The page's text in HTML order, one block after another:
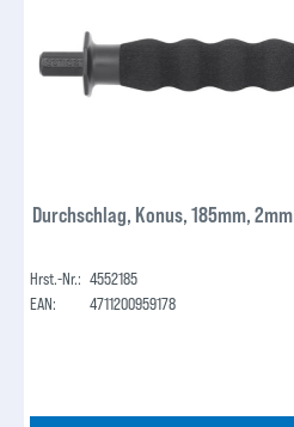
Durchschlag, Konus, 185mm, 2mm
Hrst.-Nr.: 4552185
EAN:
4711200959178